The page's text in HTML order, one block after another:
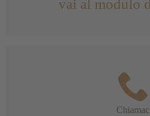
vai al modulo